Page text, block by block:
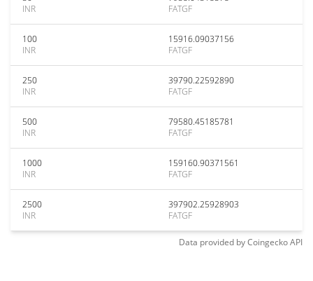
INR
FATGF
100
INR
15916.09037156
FATGF
250
INR
39790.22592890
FATGF
500
INR
79580.45185781
FATGF
1000
INR
159160.90371561
FATGF
2500
INR
397902.25928903
FATGF
Data provided byCoingeckoAPI